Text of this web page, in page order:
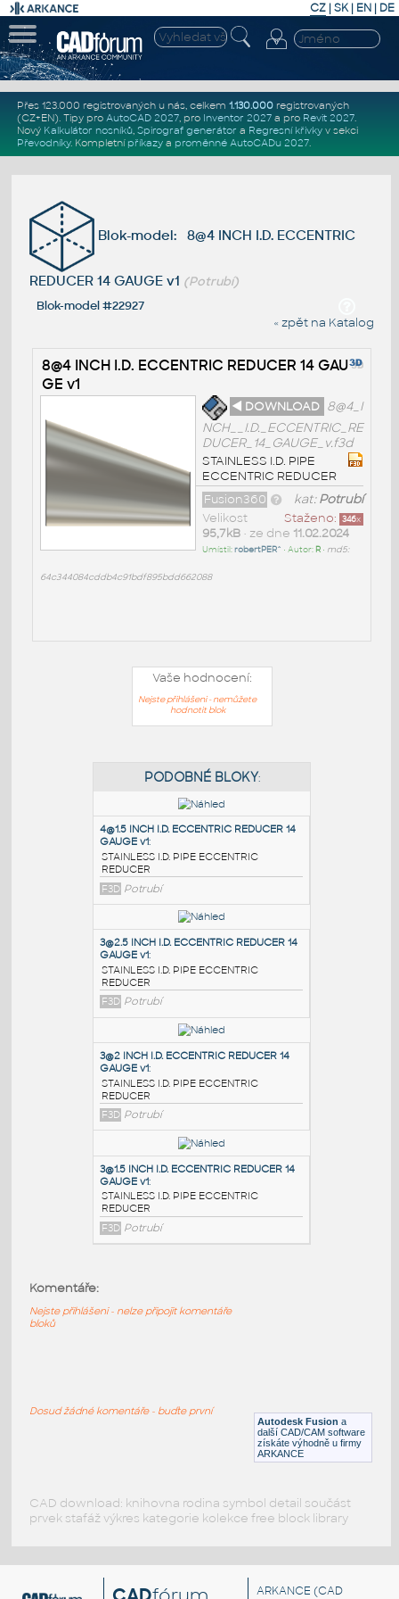
CZ | SK| EN | DE
Přes 123.000 registrovaných u nás, celkem 1.130.000registrovaných
(CZ+EN). Tipy pro AutoCAD 2027, pro Inventor 2027a pro Revit 2027.
Nový Kalkulátor nosníků, Spirograf generátor a Regresní křivkyv sekci
Převodníky. Kompletní příkazya proměnné AutoCADu 2027.
Blok-model: 8@4 INCH I.D. ECCENTRIC
REDUCER 14 GAUGE v1 (Potrubí)
Blok-model #22927
« zpět na Katalog
8@4 INCH I.D. ECCENTRIC REDUCER 14 GAU
GE v1
◄ DOWNLOAD 8@4_I
NCH__I.D._ECCENTRIC_RE
DUCER_14_GAUGE_v.f3d
STAINLESS I.D. PIPE
ECCENTRIC REDUCER
kat:Potrubí
Fusion360
Staženo: 346x
Velikost
95,7kB• ze dne 11.02.2024
Umístil:robertPER^ • Autor: R• md5:
64c344084cddb4c91bdf895bdd662088
Vaše hodnocení:
Nejste přihlášeni - nemůžete
hodnotit blok
PODOBNÉ BLOKY
4@1.5 INCH I.D. ECCENTRIC REDUCER 14
GAUGE v1:
STAINLESS I.D. PIPE ECCENTRIC
REDUCER
F3D Potrubí
3@2.5 INCH I.D. ECCENTRIC REDUCER 14
GAUGE v1
STAINLESS I.D. PIPE ECCENTRIC
REDUCER
F3D Potrubí
3@2 INCH I.D. ECCENTRIC REDUCER 14
F3D Potrubí
STAINLESS I.D. PIPE ECCENTRIC
Autodesk Fusion a
další CAD/CAM software
získáte výhodně u firmy
ARKANCE
Komentáře:
Nejste přihlášeni - nelze připojit komentáře
bloků
Dosud žádné komentáře - buďte první
CAD download: knihovna rodina symbol detail součást
prvek stafáž výkres kategorie kolekce free block library
ARKANCE (CAD